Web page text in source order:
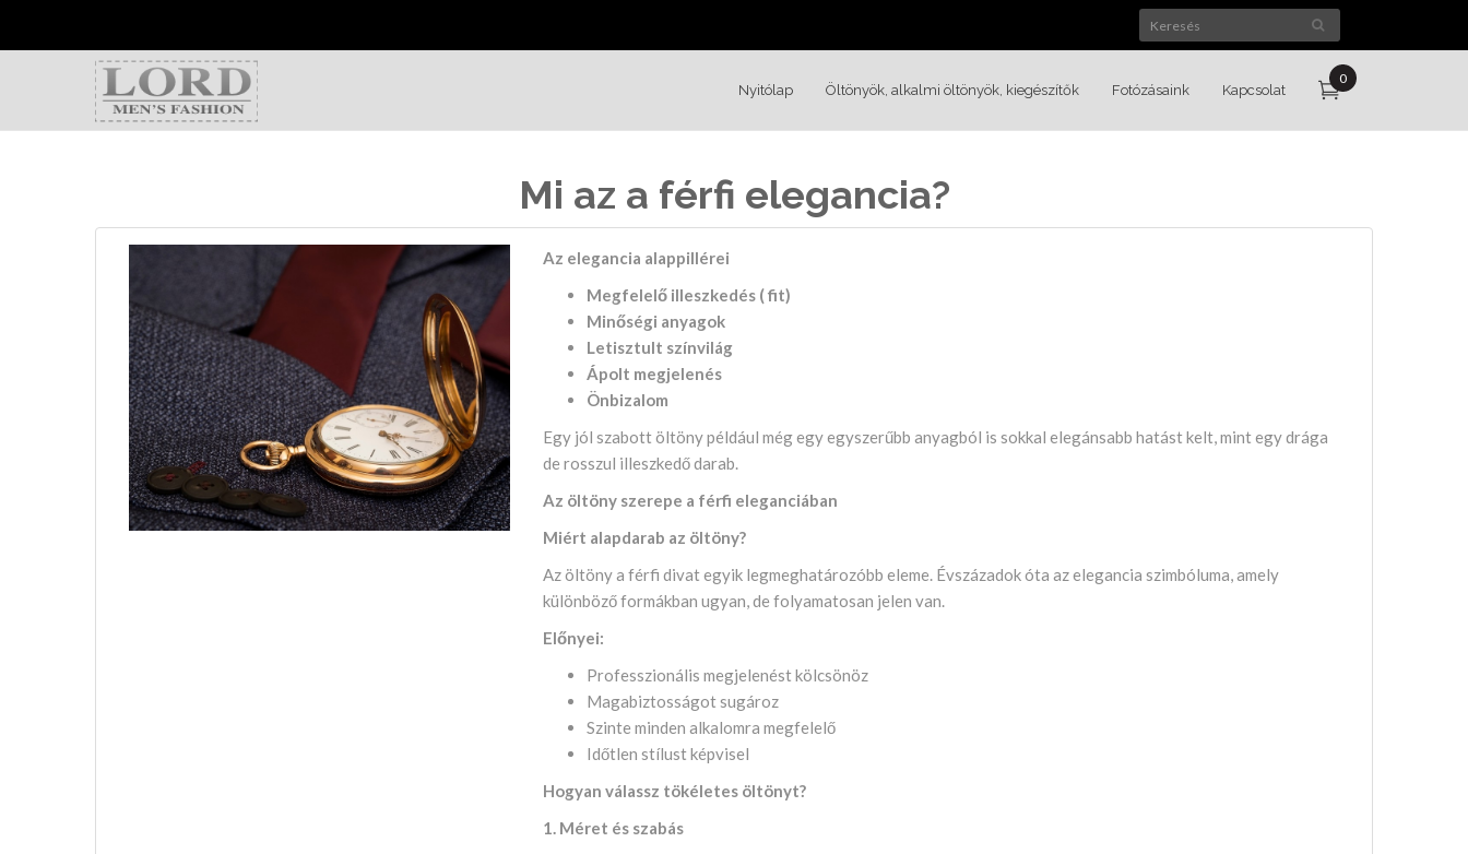
0
Nyitólap Öltönyök, alkalmi öltönyök, kiegészítők Fotózásaink Kapcsolat
Mi az a férfi elegancia?
Az elegancia alappillérei
Megfelelő illeszkedés ( fit)
Minőségi anyagok
Letisztult színvilág
Ápolt megjelenés
Önbizalom
Egy jól szabott öltöny például még egy egyszerűbb anyagból is sokkal elegánsabb hatást kelt, mint egy drága
de rosszul illeszkedő darab.
Az öltöny szerepe a férfi eleganciában
Miért alapdarab az öltöny?
Az öltöny a férfi divat egyik legmeghatározóbb eleme. Évszázadok óta az elegancia szimbóluma, amely
különböző formákban ugyan, de folyamatosan jelen van.
Előnyei:
Professzionális megjelenést kölcsönöz
Magabiztosságot sugároz
Szinte minden alkalomra megfelelő
Időtlen stílust képvisel
Hogyan válassz tökéletes öltönyt?
1. Méret és szabás